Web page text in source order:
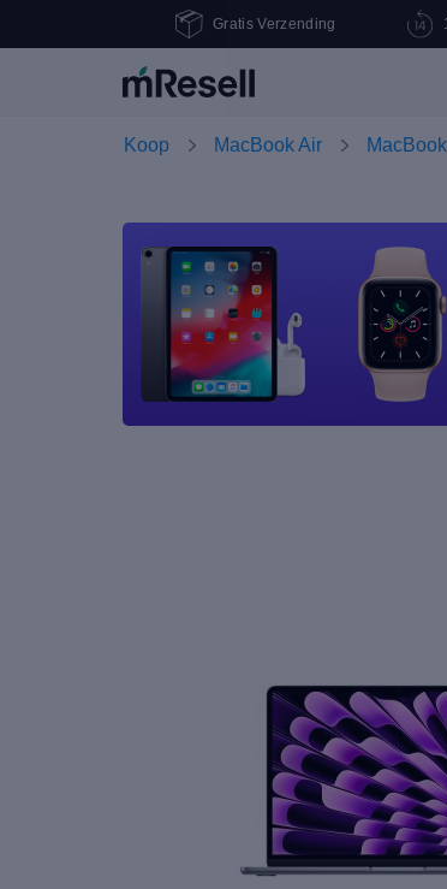
Gratis Verzending
Koop MacBook Air